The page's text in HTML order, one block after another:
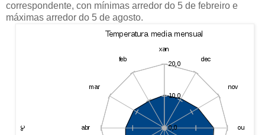
correspondente, con mínimas arredor do 5 de febreiro e
máximas arredor do 5 de agosto.